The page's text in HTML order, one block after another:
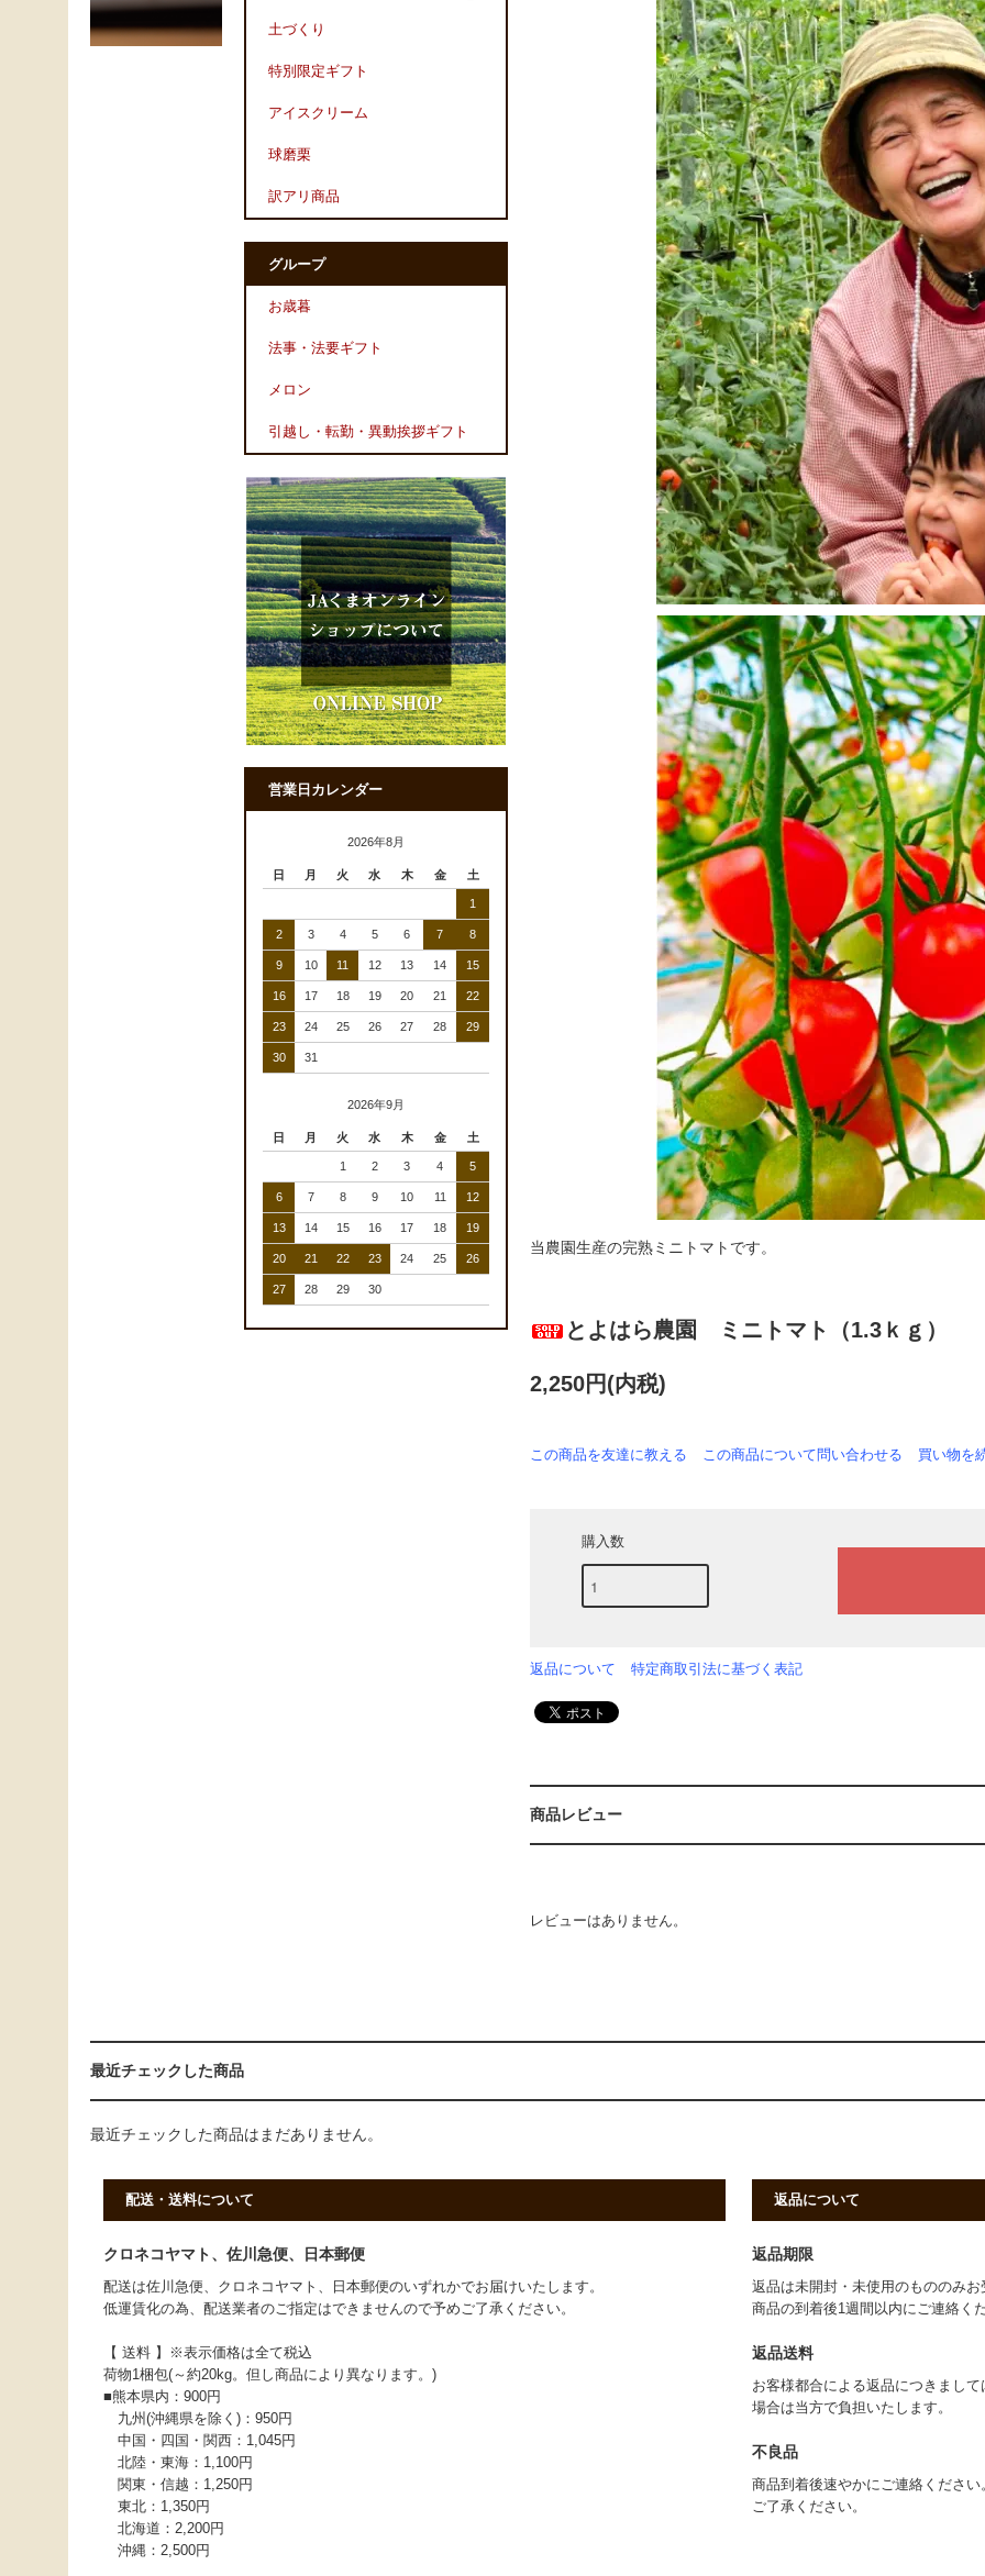
当農園生産の完熟ミニトマトです。
とよはら農園 ミニトマト（1.3ｋｇ）
2,250円(内税)
この商品を友達に教える この商品について問い合わせる 買い物を
購入数
返品について 特定商取引法に基づく表記
商品レビュー
レビューはありません。
土づくり
特別限定ギフト
アイスクリーム
球磨栗
訳アリ商品
グループ
お歳暮
法事・法要ギフト
メロン
引越し・転勤・異動挨拶ギフト
営業日カレンダー
2026年8月
日 月 火 水 木 金 土
1
2 3 4 5 6 7 8
9 10 11 12 13 14 15
16 17 18 19 20 21 22
23 24 25 26 27 28 29
30 31
2026年9月
日 月 火 水 木 金 土
1 2 3 4 5
6 7 8 9 10 11 12
13 14 15 16 17 18 19
20 21 22 23 24 25 26
27 28 29 30
最近チェックした商品
最近チェックした商品はまだありません。
配送・送料について
クロネコヤマト、佐川急便、日本郵便
配送は佐川急便、クロネコヤマト、日本郵便のいずれかでお届けいたします。
低運賃化の為、配送業者のご指定はできませんので予めご了承ください。
【 送料 】※表示価格は全て税込
荷物1梱包(～約20kg。但し商品により異なります。)
■熊本県内：900円
九州(沖縄県を除く)：950円
中国・四国・関西：1,045円
北陸・東海：1,100円
関東・信越：1,250円
東北：1,350円
北海道：2,200円
沖縄：2,500円
返品について
返品期限
返品は未開封・未使用のもののみ
商品の到着後1週間以内にご連絡く
返品送料
お客様都合による返品につきまし
場合は当方で負担いたします。
不良品
商品到着後速やかにご連絡くださ
ご了承ください。